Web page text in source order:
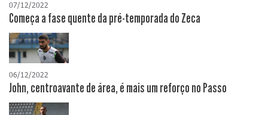
07/12/2022
Começa a fase quente da pré-temporada do Zeca
06/12/2022
John, centroavante de área, é mais um reforço no Passo